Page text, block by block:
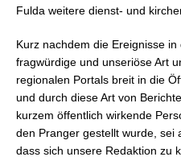
Fulda weitere dienst- und
Kurz nachdem die Ereignisse
fragwürdige und unseriöse Art
regionalen Portals breit in die
und durch diese Art von
kurzem öffentlich wirkende
den Pranger gestellt wurde, sei
dass sich unsere Redaktion zu